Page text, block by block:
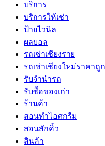
บริการ
บริการให้เช่า
ป้ายไวนิล
ผลบอล
รถเช่าเชียงราย
รถเช่าเชียงใหม่ราคาถูก
รับจำนำรถ
รับซื้อของเก่า
ร้านค้า
สอนทำไอศกรีม
สอนสักคิ้ว
สินค้า